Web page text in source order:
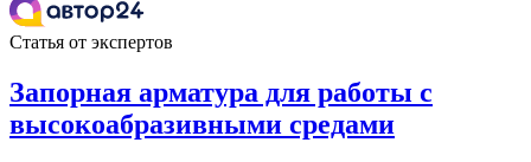
Статья от экспертов
Запорная арматура для работы с
высокоабразивными средами